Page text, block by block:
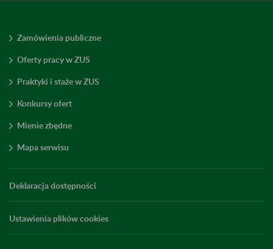
Zamówienia publiczne
Oferty pracy w ZUS
Praktyki i staże w ZUS
Konkursy ofert
Mienie zbędne
Mapa serwisu
Deklaracja dostępności
Ustawienia plików cookies